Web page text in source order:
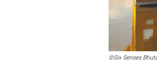
©Six Senses